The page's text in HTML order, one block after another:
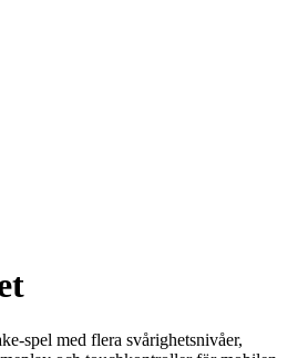
spel med flera svårighetsnivåer,